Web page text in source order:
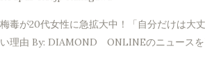
梅毒が20代女性に急拡大中！「自分だけは大
い理由 By: DIAMOND ONLINEのニュースを